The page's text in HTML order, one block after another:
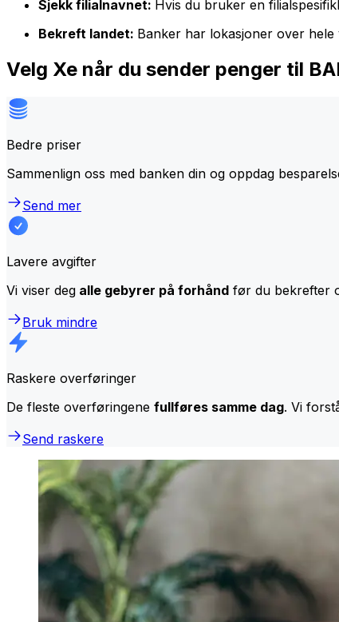
Sjekk filialnavnet: Hvis du bruker en
Bekreft landet: Banker har lokasjoner over hele
Velg Xe når du sender penger til
Bedre priser
Sammenlign oss med banken din og oppdag
Send mer
Lavere avgifter
Vi viser deg alle gebyrer på forhånd før du bekrefter
Bruk mindre
Raskere overføringer
De fleste overføringene fullføres samme dag. Vi
Send raskere